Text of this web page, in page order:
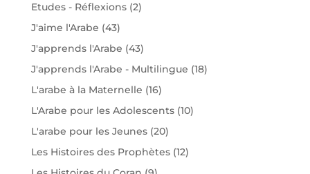
Etudes - Réflexions (2)
J'aime l'Arabe (43)
J'apprends l'Arabe (43)
J'apprends l'Arabe - Multilingue (18)
L'arabe à la Maternelle (16)
L'Arabe pour les Adolescents (10)
L'arabe pour les Jeunes (20)
Les Histoires des Prophètes (12)